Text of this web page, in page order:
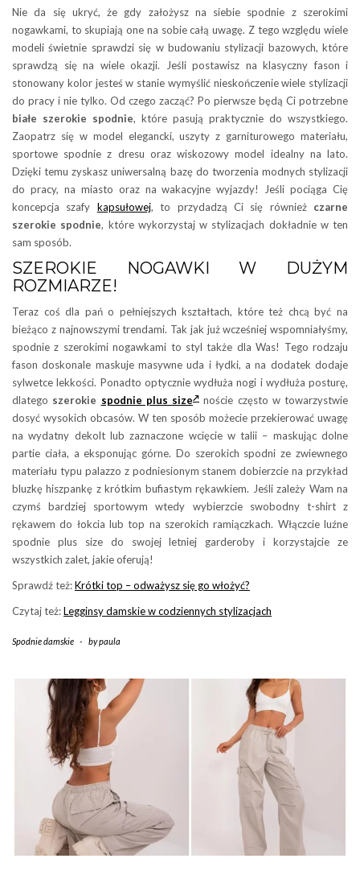
Nie da się ukryć, że gdy założysz na siebie spodnie z szerokimi
nogawkami, to skupiają one na sobie całą uwagę. Z tego względu wiele
modeli świetnie sprawdzi się w budowaniu stylizacji bazowych, które
sprawdzą się na wiele okazji. Jeśli postawisz na klasyczny fason i
stonowany kolor jesteś w stanie wymyślić nieskończenie wiele stylizacji
do pracy i nie tylko. Od czego zacząć? Po pierwsze będą Ci potrzebne
białe szerokie spodnie, które pasują praktycznie do wszystkiego.
Zaopatrz się w model elegancki, uszyty z garniturowego materiału,
sportowe spodnie z dresu oraz wiskozowy model idealny na lato.
Dzięki temu zyskasz uniwersalną bazę do tworzenia modnych stylizacji
do pracy, na miasto oraz na wakacyjne wyjazdy! Jeśli pociąga Cię
koncepcja szafy kapsułowej, to przydadzą Ci się również czarne
szerokie spodnie, które wykorzystaj w stylizacjach dokładnie w ten
sam sposób.
SZEROKIE NOGAWKI W DUŻYM
ROZMIARZE!
Teraz coś dla pań o pełniejszych kształtach, które też chcą być na
bieżąco z najnowszymi trendami. Tak jak już wcześniej wspomniałyśmy,
spodnie z szerokimi nogawkami to styl także dla Was! Tego rodzaju
fason doskonale maskuje masywne uda i łydki, a na dodatek dodaje
sylwetce lekkości. Ponadto optycznie wydłuża nogi i wydłuża posturę,
dlatego szerokie spodnie plus size
noście często w towarzystwie
dosyć wysokich obcasów. W ten sposób możecie przekierować uwagę
na wydatny dekolt lub zaznaczone wcięcie w talii – maskując dolne
partie ciała, a eksponując górne. Do szerokich spodni ze zwiewnego
materiału typu palazzo z podniesionym stanem dobierzcie na przykład
bluzkę hiszpankę z krótkim bufiastym rękawkiem. Jeśli zależy Wam na
czymś bardziej sportowym wtedy wybierzcie swobodny t-shirt z
rękawem do łokcia lub top na szerokich ramiączkach. Włączcie luźne
spodnie plus size do swojej letniej garderoby i korzystajcie ze
wszystkich zalet, jakie oferują!
Sprawdź też:Krótki top – odważysz się go włożyć?
Czytaj też:Legginsy damskie w codziennych stylizacjach
Spodnie damskie - bypaula